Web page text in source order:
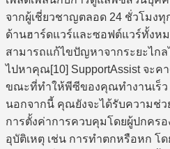
จากผู้เชี่ยวชาญตลอด 24 ชั่วโมง
ด้านฮาร์ดแวร์และซอฟต์แวร์ทั้งห
สามารถแก้ไขปัญหาจากระยะไกล
ไปหาคุณ[10] SupportAssist จะค
ขณะที่ทำให้พีซีของคุณทำงานเร็ว
นอกจากนี้ คุณยังจะได้รับความช่ว
การตั้งค่าการควบคุมโดยผู้ปกคร
อุบัติเหตุ เช่น การทำตกหรือหก โ